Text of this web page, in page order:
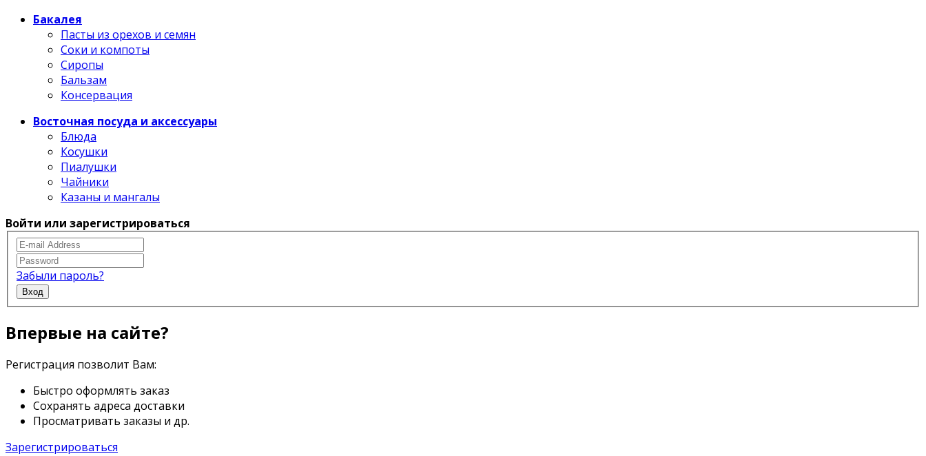
Бакалея
Пасты из орехов и семян
Соки и компоты
Сиропы
Бальзам
Консервация
Восточная посуда и аксессуары
Блюда
Косушки
Пиалушки
Чайники
Казаны и мангалы
Войти или зарегистрироваться
Забыли пароль?
Вход
Впервые на сайте?
Регистрация позволит Вам:
Быстро оформлять заказ
Сохранять адреса доставки
Просматривать заказы и др.
Зарегистрироваться